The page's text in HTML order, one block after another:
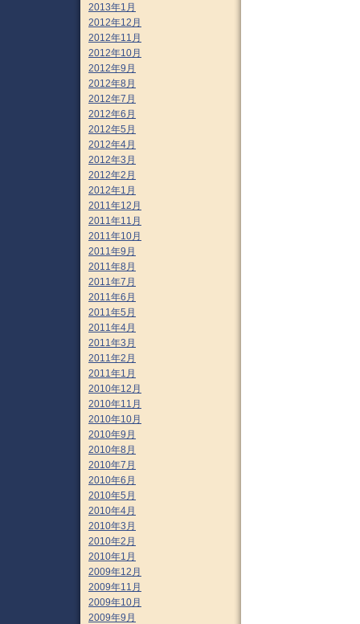
2013年1月
2012年12月
2012年11月
2012年10月
2012年9月
2012年8月
2012年7月
2012年6月
2012年5月
2012年4月
2012年3月
2012年2月
2012年1月
2011年12月
2011年11月
2011年10月
2011年9月
2011年8月
2011年7月
2011年6月
2011年5月
2011年4月
2011年3月
2011年2月
2011年1月
2010年12月
2010年11月
2010年10月
2010年9月
2010年8月
2010年7月
2010年6月
2010年5月
2010年4月
2010年3月
2010年2月
2010年1月
2009年12月
2009年11月
2009年10月
2009年9月